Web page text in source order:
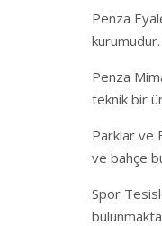
Penza
Penza
teknik bir
Parklar ve
ve bahçe
Spor